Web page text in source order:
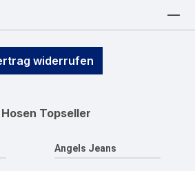
widerrufen
Topseller
Angels Jeans